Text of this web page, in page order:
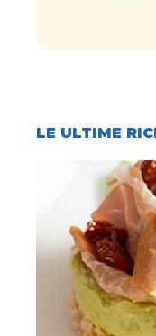
LE ULTIME